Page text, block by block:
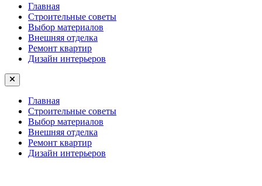
Главная
Строительные советы
Выбор материалов
Внешняя отделка
Ремонт квартир
Дизайн интерьеров
Главная
Строительные советы
Выбор материалов
Внешняя отделка
Ремонт квартир
Дизайн интерьеров